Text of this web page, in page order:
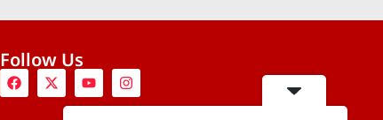
Follow Us